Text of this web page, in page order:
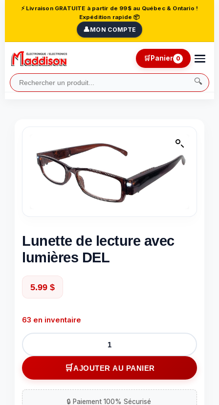
⚡ Livraison GRATUITE à partir de 99$ au Québec & Ontario !
Expédition rapide 📦
👤MON COMPTE
🔍
🛒Panier 0
Lunette de lecture avec
lumières DEL
5.99 $
63 en inventaire
quantité
de
Lunette
de
lecture
avec
AJOUTER AU PANIER